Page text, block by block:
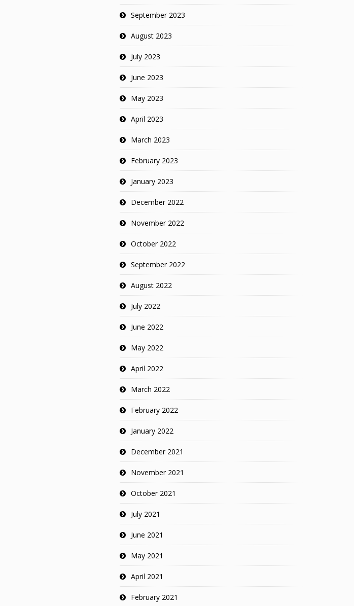
September 2023
August 2023
July 2023
June 2023
May 2023
April 2023
March 2023
February 2023
January 2023
December 2022
November 2022
October 2022
September 2022
August 2022
July 2022
June 2022
May 2022
April 2022
March 2022
February 2022
January 2022
December 2021
November 2021
October 2021
July 2021
June 2021
May 2021
April 2021
February 2021